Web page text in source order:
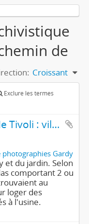
de
Croissant
Exclure les termes
Lancy, chemin de Tivoli : villa Gardy
photographies Gardy
et du jardin. Selon
comportant 2 ou
au
loger des
à l'usine.